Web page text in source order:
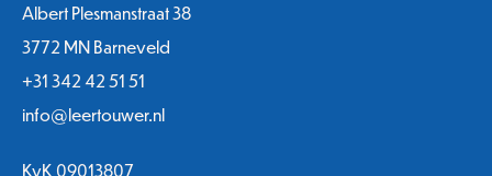
Albert Plesmanstraat 38
3772 MN Barneveld
+31 342 42 51 51
info@leertouwer.nl
KvK 09013807